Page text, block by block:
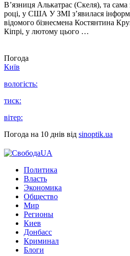
В’язниця Алькатрас (Скеля), та сама
році, у США У ЗМІ з’явилася
відомого бізнесмена Костянтина
Кіпрі, у лютому цього …
Погода
Київ
вологість:
тиск:
вітер:
Погода на 10 днів від sinoptik.ua
Политика
Власть
Экономика
Общество
Мир
Регионы
Киев
Донбасс
Криминал
Блоги